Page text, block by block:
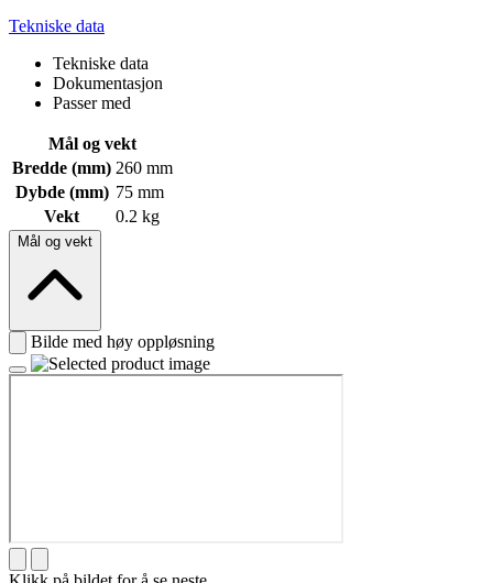
Tekniske data
Tekniske data
Dokumentasjon
Passer med
Mål og vekt
Bredde (mm) 260 mm
Dybde (mm) 75 mm
Vekt
0.2 kg
Mål og vekt
Bilde med høy oppløsning